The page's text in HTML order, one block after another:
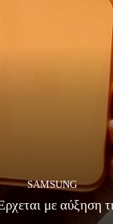
SAMSUNG
με αύξηση